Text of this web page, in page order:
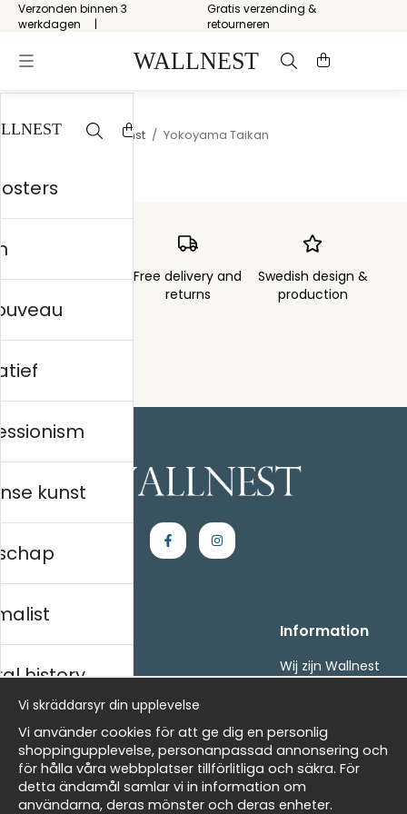
Verzonden binnen 3
werkdagen
Gratis verzending &
retourneren
Start / Japanse kunst / Yokoyama Taikan
Order sent within Free delivery and
returns
Swedish design &
production
Kontakta oss
- Returer och återbetalningar
- Leverans - enkelt, snabbt &amp; gratis
Om cookies
Mina favoriter
Information
Wij zijn Wallnest
Nieuwsbrief
kunst
history
Vi skräddarsyr din upplevelse
Vi använder cookies för att ge dig en personlig
shoppingupplevelse, personanpassad annonsering och
för hålla våra webbplatser tillförlitliga och säkra. För
detta ändamål samlar vi in information om
användarna, deras mönster och deras enheter.